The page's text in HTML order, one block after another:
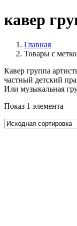
кавер
Главная
Товары с
Кавер группа
частный детский
Или музыкальная
Показ 1 элемента